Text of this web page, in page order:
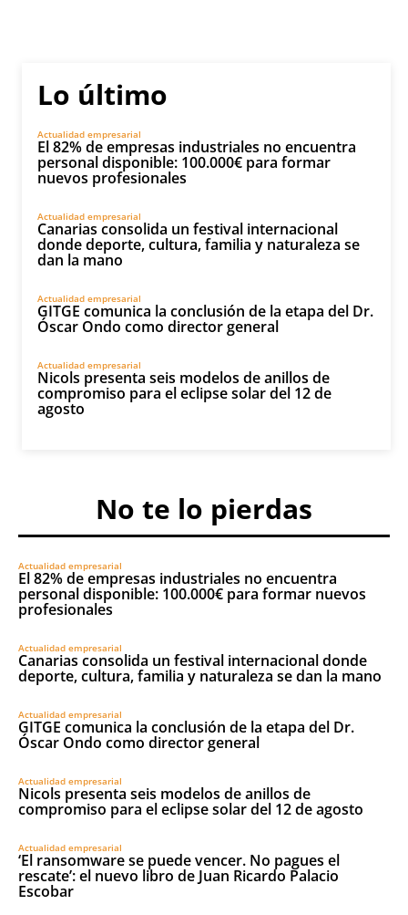
Lo último
Actualidad empresarial
El 82% de empresas industriales no encuentra
personal disponible: 100.000€ para formar
nuevos profesionales
Actualidad empresarial
Canarias consolida un festival internacional
donde deporte, cultura, familia y naturaleza se
dan la mano
Actualidad empresarial
GITGE comunica la conclusión de la etapa del Dr.
Óscar Ondo como director general
Actualidad empresarial
Nicols presenta seis modelos de anillos de
compromiso para el eclipse solar del 12 de
agosto
No te lo pierdas
Actualidad empresarial
El 82% de empresas industriales no encuentra
personal disponible: 100.000€ para formar nuevos
profesionales
Actualidad empresarial
Canarias consolida un festival internacional donde
deporte, cultura, familia y naturaleza se dan la mano
Actualidad empresarial
GITGE comunica la conclusión de la etapa del Dr.
Óscar Ondo como director general
Actualidad empresarial
Nicols presenta seis modelos de anillos de
compromiso para el eclipse solar del 12 de agosto
Actualidad empresarial
‘El ransomware se puede vencer. No pagues el
rescate’: el nuevo libro de Juan Ricardo Palacio
Escobar